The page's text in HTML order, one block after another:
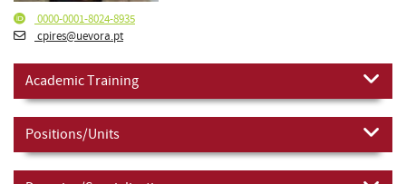
0000-0001-8024-8935
cpires@uevora.pt
Academic Training
Positions/Units